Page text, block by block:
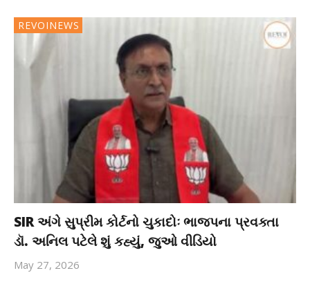
REVOINEWS
SIR અંગે સુપ્રીમ કોર્ટનો ચુકાદોઃ ભાજપના પ્રવક્તા
ડૉ. અનિલ પટેલે શું કહ્યું, જુઓ વીડિયો
May 27, 2026